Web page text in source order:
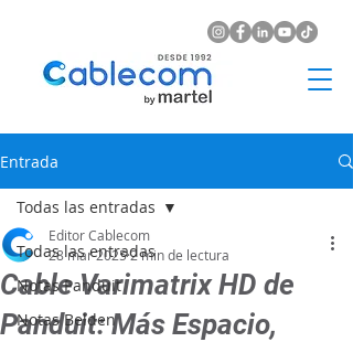
Entrada
Todas las entradas
Notas Panduit
Notas Belden
Todas las entradas
Cable Varimatrix HD de
Panduit: Más Espacio,
Editor Cablecom
28 mar 20252 min de lectura